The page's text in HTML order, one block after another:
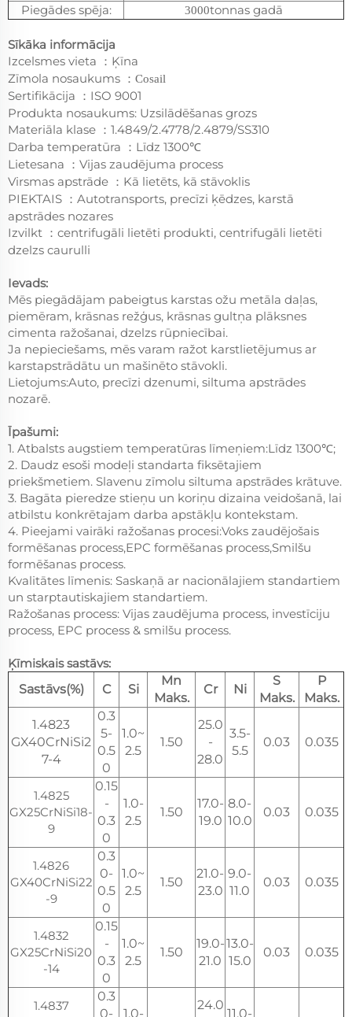
Piegādes spēja:
3000tonnas gadā
Sīkāka informācija
Izcelsmes vieta
： Ķīna
Zīmola nosaukums
： Cosail
Sertifikācija ： ISO 9001
Produkta nosaukums: Uzsilādēšanas grozs
Materiāla klase
： 1.4849/2.4778/2.4879/SS310
Darba temperatūra
： Līdz 1300℃
Lietesana
： Vijas zaudējuma process
Virsmas apstrāde
： Kā lietēts, kā stāvoklis
PIEKTAIS
： Autotransports, precīzi ķēdzes, karstā
apstrādes nozares
Izvilkt
： centrifugāli lietēti produkti, centrifugāli lietēti
dzelzs caurulli
Ievads:
Mēs piegādājam pabeigtus karstas ožu metāla daļas,
piemēram, krāsnas režģus, krāsnas gultņa plāksnes
cimenta ražošanai, dzelzs rūpniecībai.
Ja nepieciešams, mēs varam ražot karstlietējumus ar
karstapstrādātu un mašinēto stāvokli.
Lietojums:Auto, precīzi dzenumi, siltuma apstrādes
nozarē.
Īpašumi:
1. Atbalsts augstiem temperatūras līmeņiem:Līdz 1300℃;
2. Daudz esoši modeļi standarta fiksētajiem
priekšmetiem. Slavenu zīmolu siltuma apstrādes krātuve.
3. Bagāta pieredze stieņu un koriņu dizaina veidošanā, lai
atbilstu konkrētajam darba apstākļu kontekstam.
4. Pieejami vairāki ražošanas procesi:Voks zaudējošais
formēšanas process,EPC formēšanas process,Smilšu
formēšanas process.
Kvalitātes līmenis: Saskaņā ar nacionālajiem standartiem
un starptautiskajiem standartiem.
Ražošanas process: Vijas zaudējuma process, investīciju
process, EPC process & smilšu process.
Ķīmiskais sastāvs:
Sastāvs(%)
C Si
Mn
Maks.
Cr Ni
S
Maks.
P
Maks.
1.4823
GX40CrNiSi2
7-4
0.3
5-
0.5
0
1.0~
2.5
1.50
25.0
-
28.0
3.5-
5.5
0.03 0.035
1.4825
GX25CrNiSi18-
9
0.15
-
0.3
0
1.0-
2.5
1.50
17.0-
19.0
8.0-
10.0
0.03 0.035
1.4826
GX40CrNiSi22
-9
0.3
0-
0.5
0
1.0~
2.5
1.50
21.0-
23.0
9.0-
11.0
0.03 0.035
1.4832
GX25CrNiSi20
-14
0.15
-
0.3
0
1.0~
2.5
1.50
19.0-
21.0
13.0-
15.0
0.03 0.035
1.4837
0.3
0-
1.0-
24.0
11.0-